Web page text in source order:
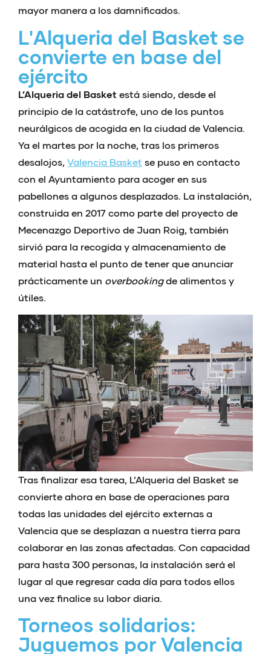
mayor manera a los damnificados.
L'Alqueria del Basket se
convierte en base del
ejército
L’Alqueria del Basket está siendo, desde el
principio de la catástrofe, uno de los puntos
neurálgicos de acogida en la ciudad de Valencia.
Ya el martes por la noche, tras los primeros
desalojos, Valencia Basket se puso en contacto
con el Ayuntamiento para acoger en sus
pabellones a algunos desplazados. La instalación,
construida en 2017 como parte del proyecto de
Mecenazgo Deportivo de Juan Roig, también
sirvió para la recogida y almacenamiento de
material hasta el punto de tener que anunciar
prácticamente un overbookingde alimentos y
útiles.
Tras finalizar esa tarea, L’Alqueria del Basket se
convierte ahora en base de operaciones para
todas las unidades del ejército externas a
Valencia que se desplazan a nuestra tierra para
colaborar en las zonas afectadas. Con capacidad
para hasta 300 personas, la instalación será el
lugar al que regresar cada día para todos ellos
una vez finalice su labor diaria.
Torneos solidarios:
Juguemos por Valencia